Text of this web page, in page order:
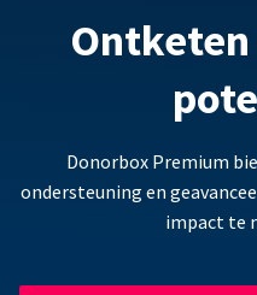
Donorbox Premium
ondersteuning en
impact te